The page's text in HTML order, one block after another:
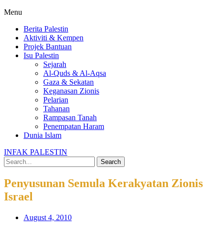
Menu
Berita Palestin
Aktiviti & Kempen
Projek Bantuan
Isu Palestin
Sejarah
Al-Quds & Al-Aqsa
Gaza & Sekatan
Keganasan Zionis
Pelarian
Tahanan
Rampasan Tanah
Penempatan Haram
Dunia Islam
INFAK PALESTIN
Search
Penyusunan Semula Kerakyatan Zionis
Israel
August 4, 2010